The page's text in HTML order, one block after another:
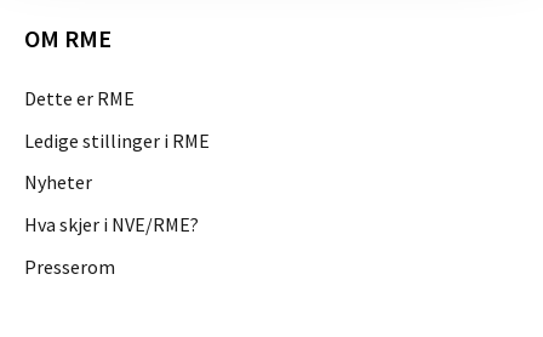
OM RME
Dette er RME
Ledige stillinger i RME
Nyheter
Hva skjer i NVE/RME?
Presserom